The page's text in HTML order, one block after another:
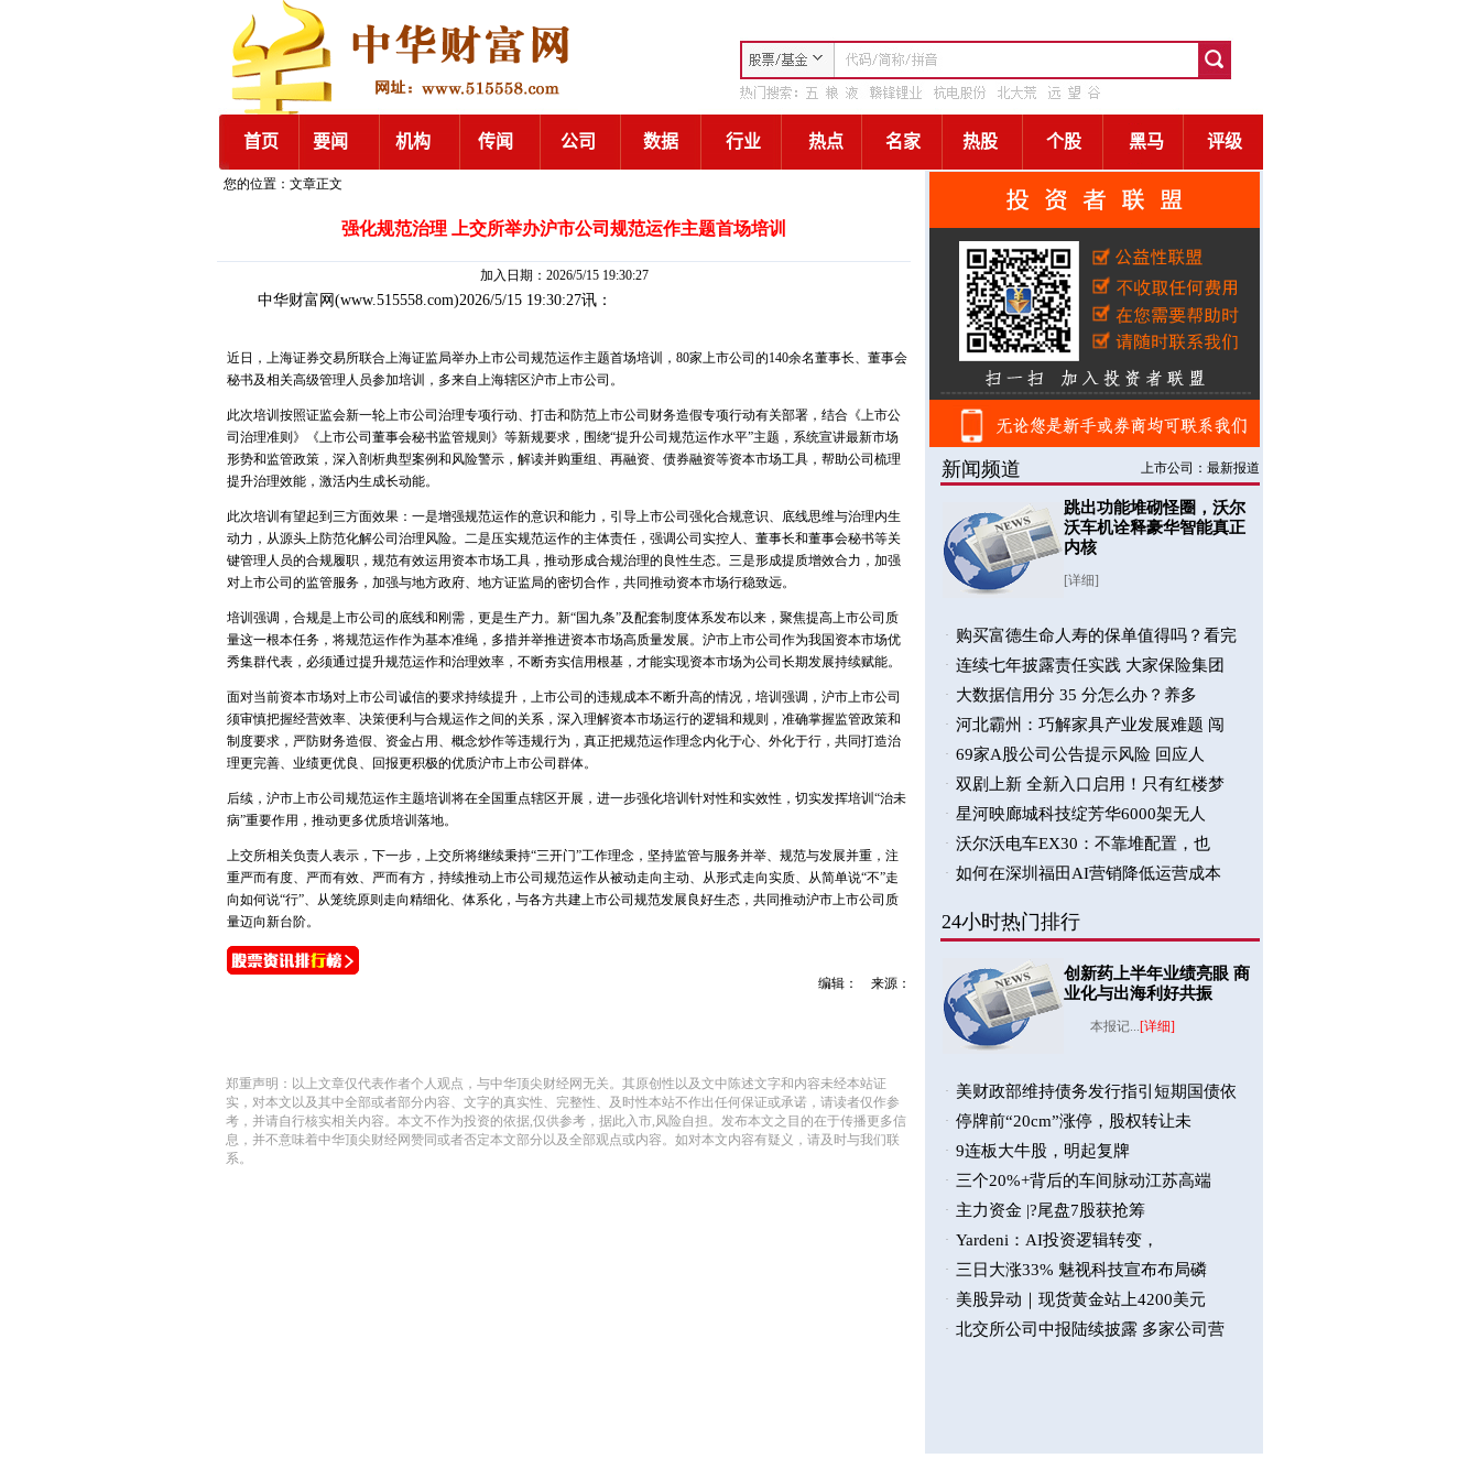
您的位置：文章正文
强化规范治理 上交所举办沪市公司规范运作主题首场培训
加入日期：2026/5/15 19:30:27
中华财富网 (www.515558.com)2026/5/15 19:30:27讯：
近日，上海证券交易所联合上海证监局举办上市公司规范运作主题首场培训，80家上市公司的140余名董事长、董事会
秘书及相关高级管理人员参加培训，多来自上海辖区沪市上市公司。
此次培训按照证监会新一轮上市公司治理专项行动、打击和防范上市公司财务造假专项行动有关部署，结合《上市公
司治理准则》《上市公司董事会秘书监管规则》等新规要求，围绕“提升公司规范运作水平”主题，系统宣讲最新市场
形势和监管政策，深入剖析典型案例和风险警示，解读并购重组、再融资、债券融资等资本市场工具，帮助公司梳理
提升治理效能，激活内生成长动能。
此次培训有望起到三方面效果：一是增强规范运作的意识和能力，引导上市公司强化合规意识、底线思维与治理内生
动力，从源头上防范化解公司治理风险。二是压实规范运作的主体责任，强调公司实控人、董事长和董事会秘书等关
键管理人员的合规履职，规范有效运用资本市场工具，推动形成合规治理的良性生态。三是形成提质增效合力，加强
对上市公司的监管服务，加强与地方政府、地方证监局的密切合作，共同推动资本市场行稳致远。
培训强调，合规是上市公司的底线和刚需，更是生产力。新“国九条”及配套制度体系发布以来，聚焦提高上市公司质
量这一根本任务，将规范运作作为基本准绳，多措并举推进资本市场高质量发展。沪市上市公司作为我国资本市场优
秀集群代表，必须通过提升规范运作和治理效率，不断夯实信用根基，才能实现资本市场为公司长期发展持续赋能。
面对当前资本市场对上市公司诚信的要求持续提升，上市公司的违规成本不断升高的情况，培训强调，沪市上市公司
须审慎把握经营效率、决策便利与合规运作之间的关系，深入理解资本市场运行的逻辑和规则，准确掌握监管政策和
制度要求，严防财务造假、资金占用、概念炒作等违规行为，真正把规范运作理念内化于心、外化于行，共同打造治
理更完善、业绩更优良、回报更积极的优质沪市上市公司群体。
后续，沪市上市公司规范运作主题培训将在全国重点辖区开展，进一步强化培训针对性和实效性，切实发挥培训“治未
病”重要作用，推动更多优质培训落地。
上交所相关负责人表示，下一步，上交所将继续秉持“三开门”工作理念，坚持监管与服务并举、规范与发展并重，注
重严而有度、严而有效、严而有方，持续推动上市公司规范运作从被动走向主动、从形式走向实质、从简单说“不”走
向如何说“行”、从笼统原则走向精细化、体系化，与各方共建上市公司规范发展良好生态，共同推动沪市上市公司质
量迈向新台阶。
编辑： 来源：